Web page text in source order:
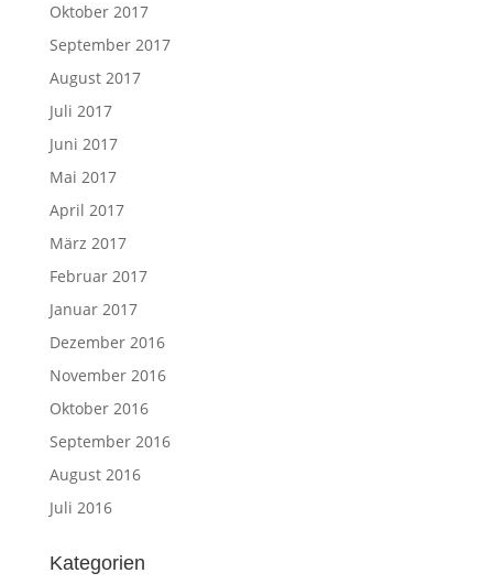
Oktober 2017
September 2017
August 2017
Juli 2017
Juni 2017
Mai 2017
April 2017
März 2017
Februar 2017
Januar 2017
Dezember 2016
November 2016
Oktober 2016
September 2016
August 2016
Juli 2016
Kategorien